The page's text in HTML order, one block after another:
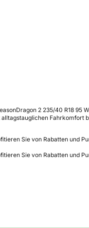
2 235/40 R18 95
Fahrkomfort
Sie von Rabatten und
Sie von Rabatten und